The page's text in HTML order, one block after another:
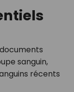
sanguin,
récents